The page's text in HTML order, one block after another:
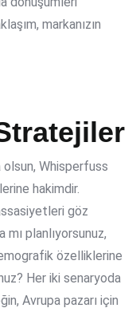
markanızın
olsun, Whisperfuss
hakimdir.
göz
planlıyorsunuz,
özelliklerine
Her iki senaryoda
Avrupa pazarı için